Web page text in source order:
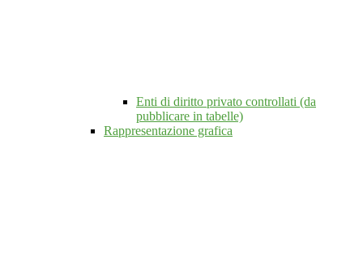
Enti di diritto privato controllati (da
pubblicare in tabelle)
Rappresentazione grafica